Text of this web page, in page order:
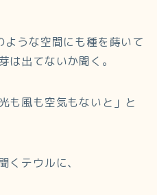
うな空間にも種を蒔いて
は出てないか聞く。
も風も空気もないと」と
くテウルに、